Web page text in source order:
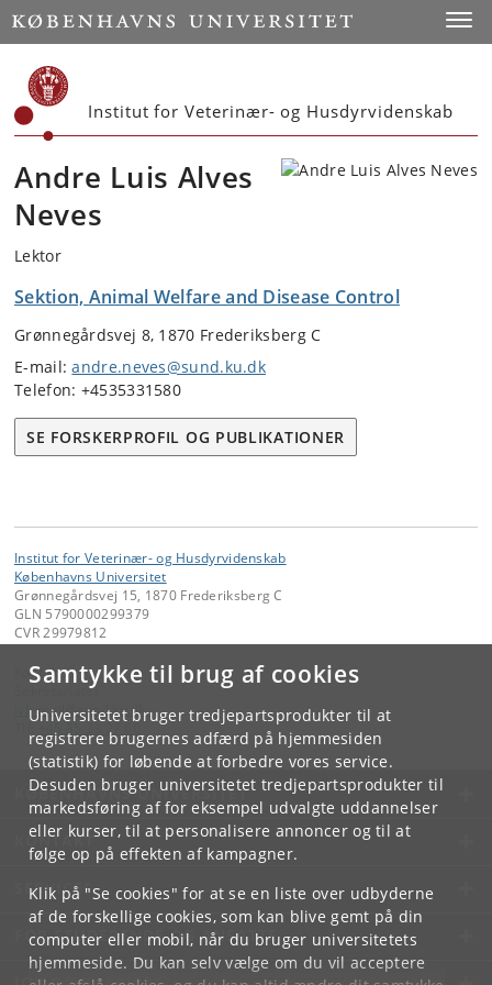
Samtykke til brug af cookies
Universitetet bruger tredjepartsprodukter til at
registrere brugernes adfærd på hjemmesiden
(statistik) for løbende at forbedre vores service.
Desuden bruger universitetet tredjepartsprodukter til
markedsføring af for eksempel udvalgte uddannelser
eller kurser, til at personalisere annoncer og til at
følge op på effekten af kampagner.
Klik på "Se cookies" for at se en liste over udbyderne
af de forskellige cookies, som kan blive gemt på din
computer eller mobil, når du bruger universitetets
hjemmeside. Du kan selv vælge om du vil acceptere
Start
Institut for Veterinær- og Husdyrvidenskab
Andre Luis Alves
Neves
Lektor
Sektion, Animal Welfare and Disease Control
Grønnegårdsvej 8, 1870 Frederiksberg C
E-mail:andre.neves@sund.ku.dk
Telefon: +4535331580
SE FORSKERPROFIL OG PUBLIKATIONER
Institut for Veterinær- og Husdyrvidenskab
Københavns Universitet
Grønnegårdsvej 15, 1870 Frederiksberg C
GLN 5790000299379
CVR 29979812
Kontakt:
Sekretariatet
ivh-mail@sund.ku. dk
KØBENHAVNS UNIVERSITET
KONTAKT
SERVICES
FOR STUDERENDE OG ANSATTE